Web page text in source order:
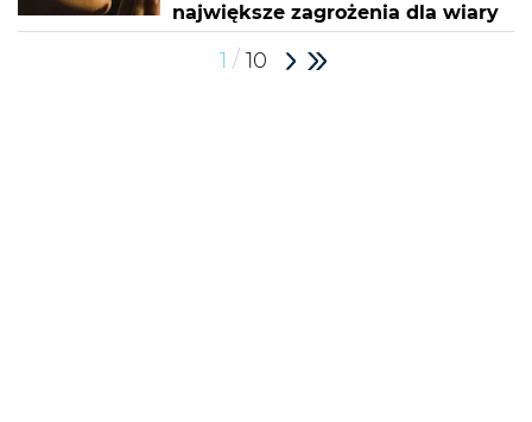
największe zagrożenia dla wiary
1 / 10